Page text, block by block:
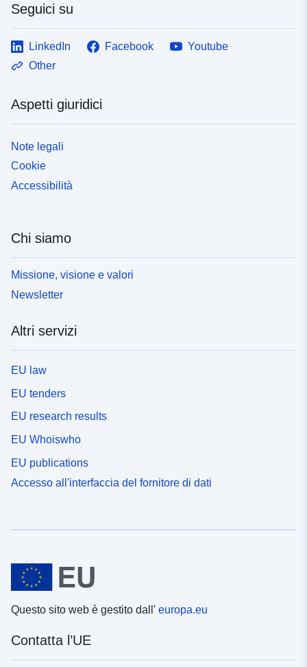
Seguici su
LinkedIn Facebook
Youtube
Other
Aspetti giuridici
Note legali
Cookie
Accessibilità
Chi siamo
Missione, visione e valori
Newsletter
Altri servizi
EU law
EU tenders
EU research results
EU Whoiswho
EU publications
Accesso all'interfaccia del fornitore di dati
Questo sito web è gestito dall' europa.eu
Contatta l’UE